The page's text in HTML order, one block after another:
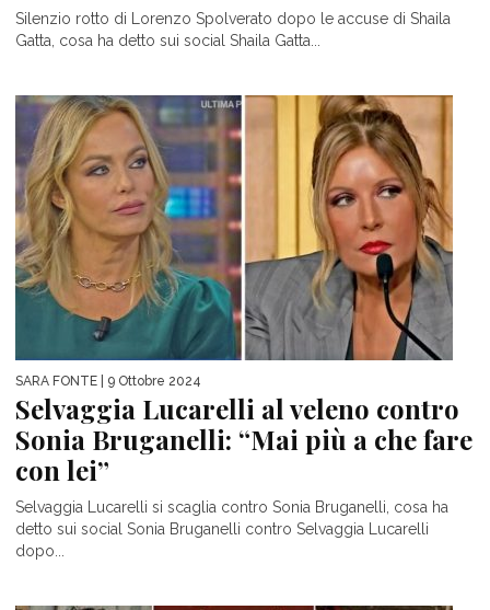
Silenzio rotto di Lorenzo Spolverato dopo le accuse di Shaila
Gatta, cosa ha detto sui social Shaila Gatta...
SARA FONTE | 9 Ottobre 2024
Selvaggia Lucarelli al veleno contro
Sonia Bruganelli: “Mai più a che fare
con lei”
Selvaggia Lucarelli si scaglia contro Sonia Bruganelli, cosa ha
detto sui social Sonia Bruganelli contro Selvaggia Lucarelli
dopo...